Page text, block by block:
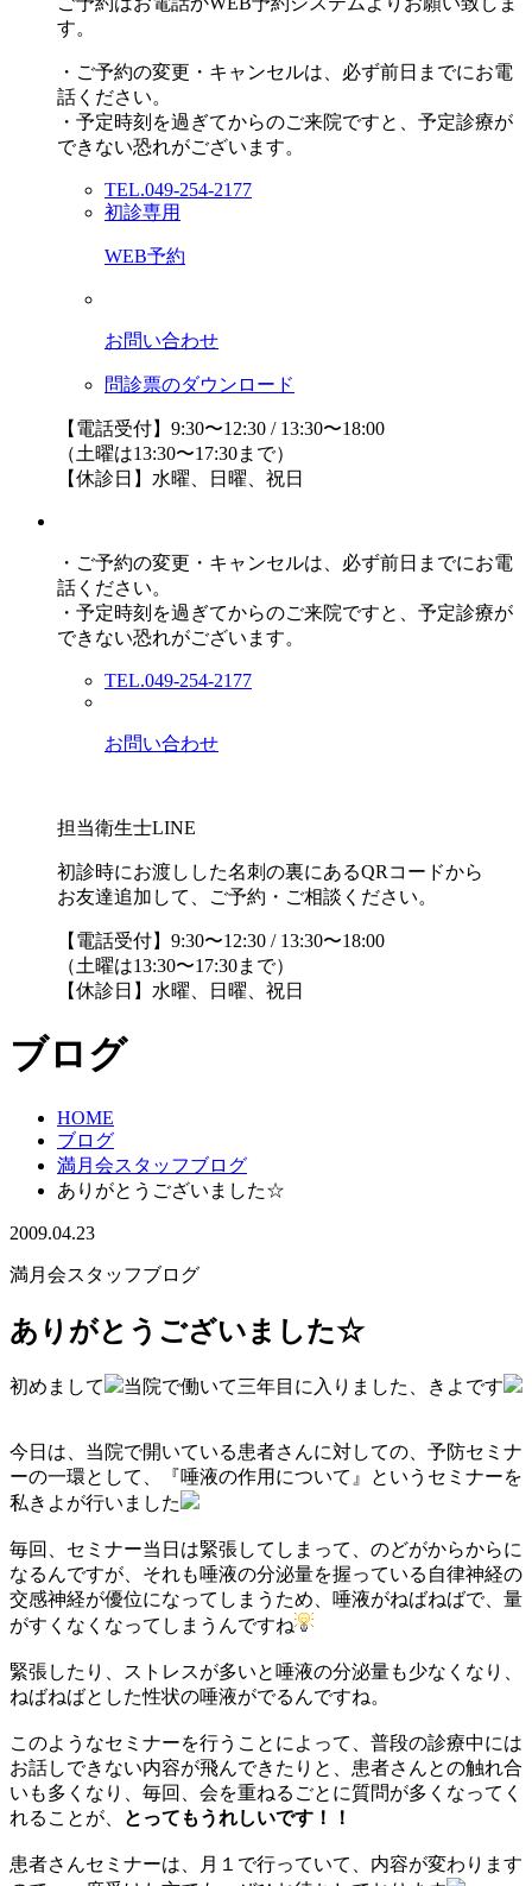
す。
・ご予約の変更・キャンセルは、必ず前日までにお電
話ください。
・予定時刻を過ぎてからのご来院ですと、予定診療が
できない恐れがございます。
TEL.049-254-2177
初診専用
WEB予約
お問い合わせ
問診票のダウンロード
【電話受付】9:30〜12:30 / 13:30〜18:00
（土曜は13:30〜17:30まで）
【休診日】水曜、日曜、祝日
・ご予約の変更・キャンセルは、必ず前日までにお電
話ください。
・予定時刻を過ぎてからのご来院ですと、予定診療が
できない恐れがございます。
TEL.049-254-2177
お問い合わせ
担当衛生士LINE
初診時にお渡しした名刺の裏にあるQRコードから
お友達追加して、ご予約・ご相談ください。
【電話受付】9:30〜12:30 / 13:30〜18:00
（土曜は13:30〜17:30まで）
【休診日】水曜、日曜、祝日
ブログ
HOME
ブログ
満月会スタッフブログ
ありがとうございました☆
2009.04.23
満月会スタッフブログ
ありがとうございました☆
初めまして 当院で働いて三年目に入りました、きよです
今日は、当院で開いている患者さんに対しての、予防セミナ
ーの一環として、『唾液の作用について』というセミナーを
私きよが行いました
毎回、セミナー当日は緊張してしまって、のどがからからに
なるんですが、それも唾液の分泌量を握っている自律神経の
交感神経が優位になってしまうため、唾液がねばねばで、量
がすくなくなってしまうんですね
緊張したり、ストレスが多いと唾液の分泌量も少なくなり、
ねばねばとした性状の唾液がでるんですね。
このようなセミナーを行うことによって、普段の診療中には
お話しできない内容が飛んできたりと、患者さんとの触れ合
いも多くなり、毎回、会を重ねるごとに質問が多くなってく
れることが、
とってもうれしいです！！
患者さんセミナーは、月１で行っていて、内容が変わります